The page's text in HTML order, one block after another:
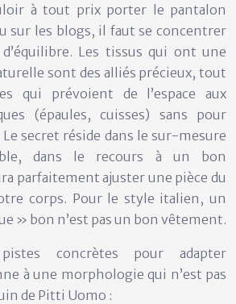
à tout prix porter le pantalon
sur les blogs, il faut se concentrer
Les tissus qui ont une
sont des alliés précieux, tout
qui prévoient de l’espace aux
(épaules, cuisses) sans pour
secret réside dans le sur-mesure
dans le recours à un bon
parfaitement ajuster une pièce du
corps. Pour le style italien, un
» bon n’est pas un bon vêtement.
concrètes pour adapter
à une morphologie qui n’est pas
de Pitti Uomo :